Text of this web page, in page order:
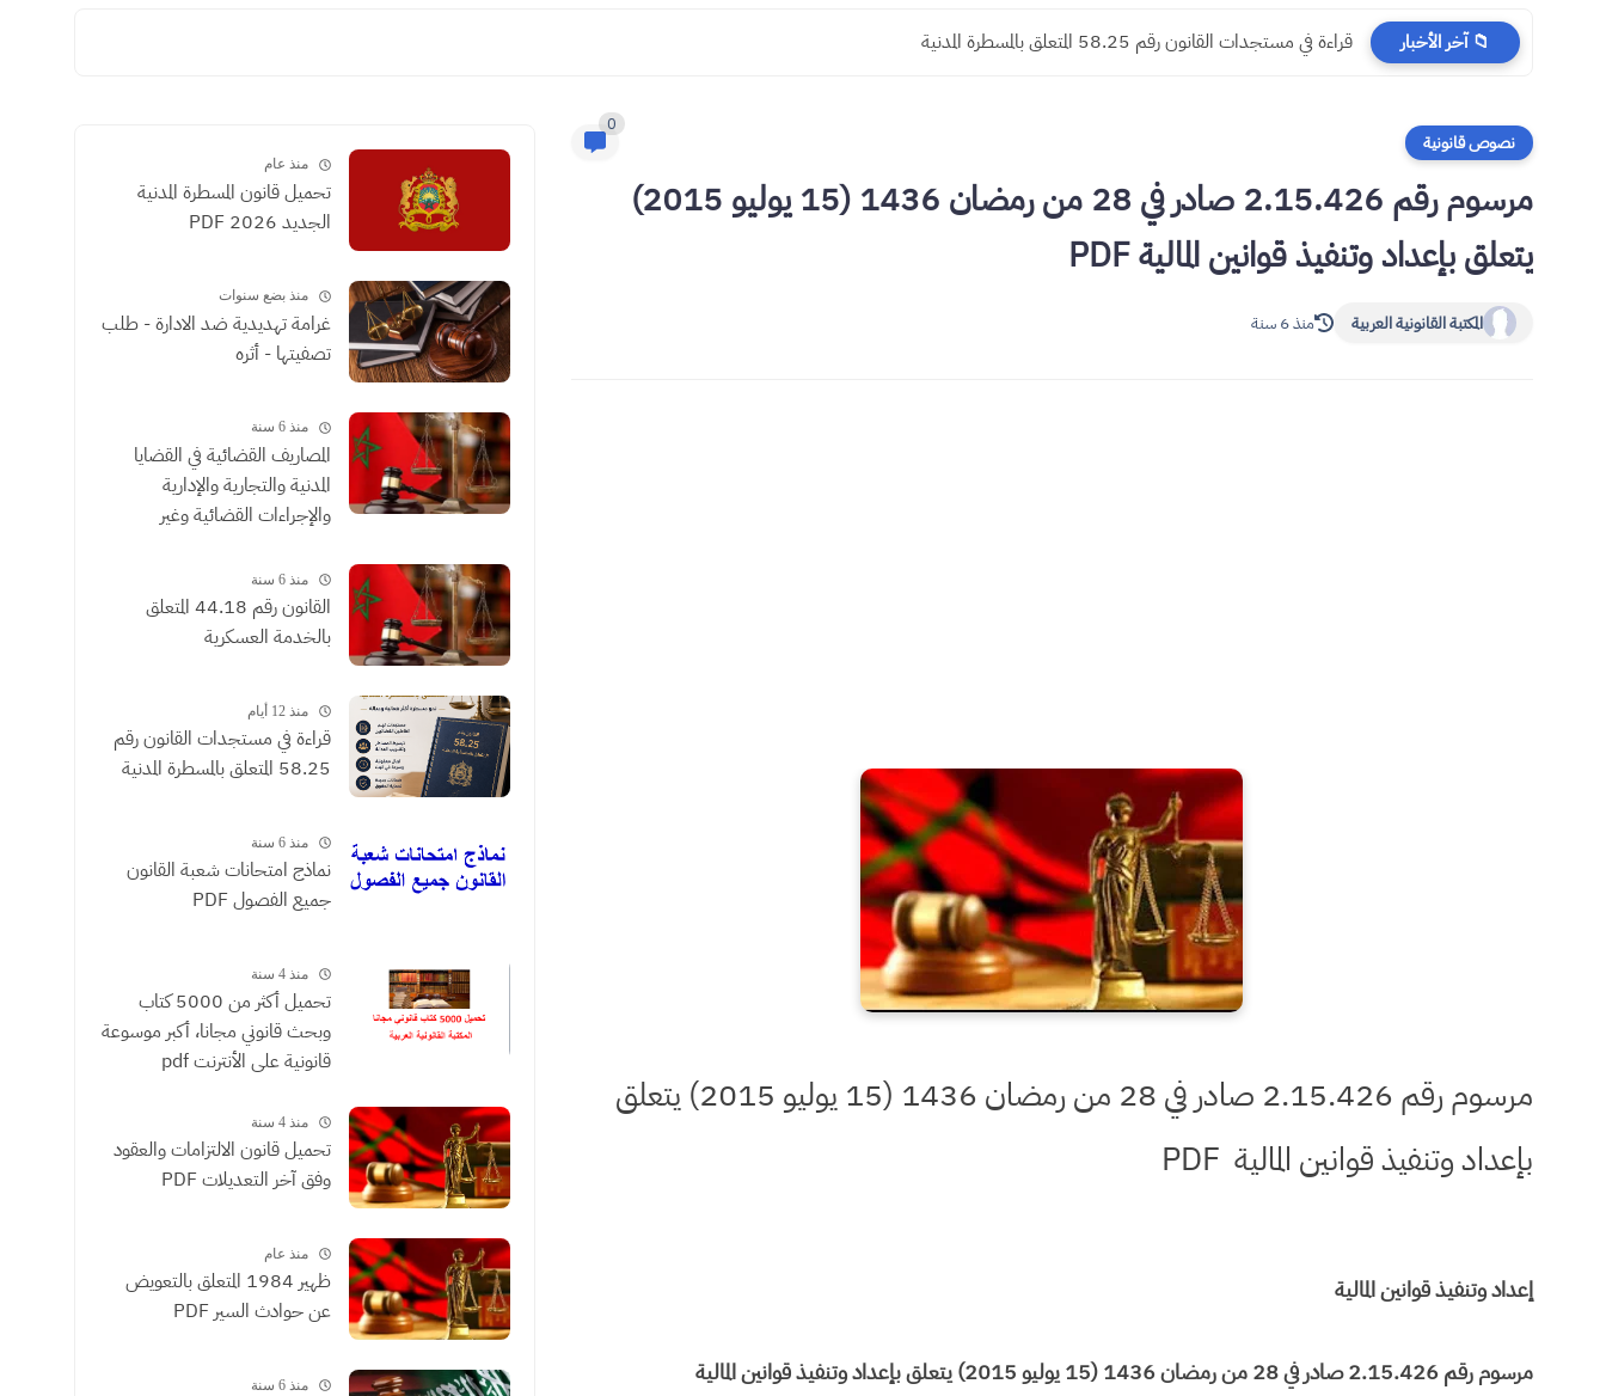
📁 آخر الأخبار ​قراءة في مستجدات القانون رقم 58.25 المتعلق بالمسطرة المدنية
نصوص قانونية
0
مرسوم رقم 2.15.426 صادر في 28 من رمضان 1436 (15 يوليو 2015)
يتعلق بإعداد وتنفيذ قوانين المالية PDF
المكتبة القانونية العربية منذ 6 سنة
مرسوم رقم 2.15.426 صادر في 28 من رمضان 1436 (15 يوليو 2015) يتعلق
بإعداد وتنفيذ قوانين المالية PDF
إعداد وتنفيذ قوانين المالية
مرسوم رقم 2.15.426 صادر في 28 من رمضان 1436 (15 يوليو 2015) يتعلق بإعداد وتنفيذ قوانين المالية
منذ عام
تحميل قانون المسطرة المدنية
الجديد 2026 PDF
منذ بضع سنوات
غرامة تهديدية ضد الادارة - طلب
تصفيتها - أثره
منذ 6 سنة
المصاريف القضائية في القضايا
المدنية والتجارية والإدارية
والإجراءات القضائية وغير
الموثقون
منذ 6 سنة
القانون رقم 44.18 المتعلق
بالخدمة العسكرية
منذ 12 أيام
​قراءة في مستجدات القانون رقم
58.25 المتعلق بالمسطرة المدنية
منذ 6 سنة
نماذج امتحانات شعبة القانون
جميع الفصول PDF
منذ 4 سنة
تحميل أكثر من 5000 كتاب
وبحث قانوني مجانا، أكبر موسوعة
قانونية على الأنترنت pdf
منذ 4 سنة
تحميل قانون الالتزامات والعقود
وفق آخر التعديلات PDF
منذ عام
ظهير 1984 المتعلق بالتعويض
عن حوادث السير PDF
منذ 6 سنة